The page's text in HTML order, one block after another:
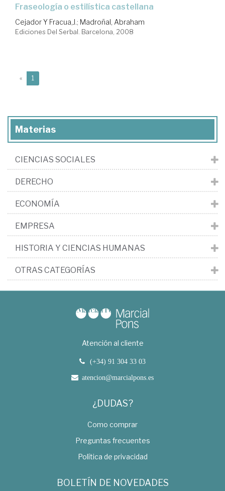
fraseología o estilística castellana
Cejador Y Fracua,J.; Madroñal, Abraham
Ediciones Del Serbal. Barcelona, 2008
« 1
Materias
CIENCIAS SOCIALES
DERECHO
ECONOMÍA
EMPRESA
HISTORIA Y CIENCIAS HUMANAS
OTRAS CATEGORÍAS
Atención al cliente
(+34) 91 304 33 03
atencion@marcialpons.es
¿DUDAS?
Como comprar
Preguntas frecuentes
Política de privacidad
BOLETÍN DE NOVEDADES